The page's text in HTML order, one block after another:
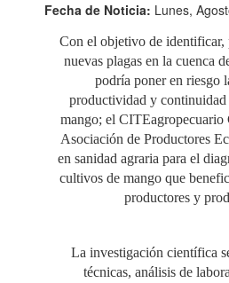
Fecha de Noticia: Lunes,
Con el objetivo de
nuevas plagas en la cuenca
podría poner en riesgo
productividad y continuidad
mango; el
Asociación de Productores
en sanidad agraria para el
cultivos de mango que
productores y
La investigación científica
técnicas, análisis de